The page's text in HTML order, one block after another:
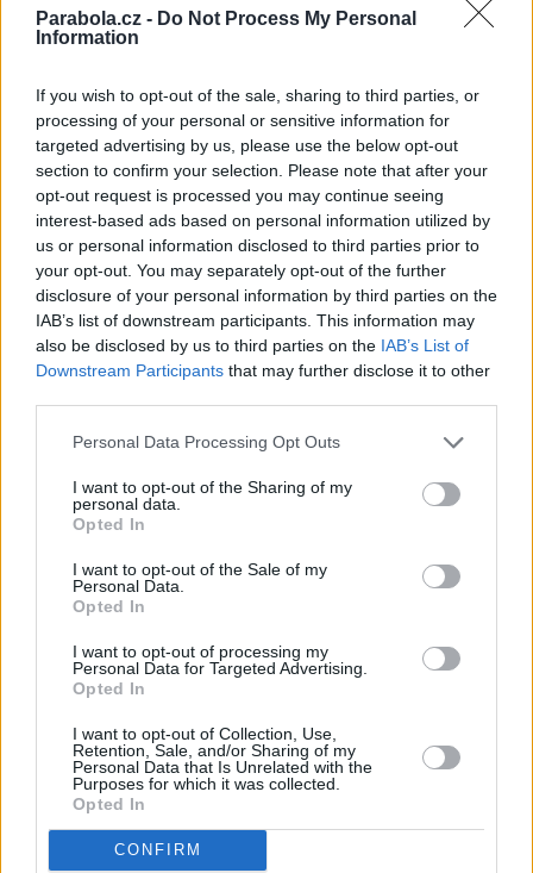
Parabola.cz - Do Not Process My Personal
Information
If you wish to opt-out of the sale, sharing to third parties, or
processing of your personal or sensitive information for
targeted advertising by us, please use the below opt-out
section to confirm your selection. Please note that after your
opt-out request is processed you may continue seeing
interest-based ads based on personal information utilized by
us or personal information disclosed to third parties prior to
your opt-out. You may separately opt-out of the further
disclosure of your personal information by third parties on the
IAB’s list of downstream participants. This information may
also be disclosed by us to third parties on the IAB’s List of
Downstream Participants that may further disclose it to other
Personal Data Processing Opt Outs
I want to opt-out of the Sharing of my
personal data.
Opted In
I want to opt-out of the Sale of my
Personal Data.
Opted In
I want to opt-out of processing my
Personal Data for Targeted Advertising.
Opted In
I want to opt-out of Collection, Use,
Retention, Sale, and/or Sharing of my
Personal Data that Is Unrelated with the
Purposes for which it was collected.
Opted In
CONFIRM
CNBC změnilo plány - vysílá FTA na 28,5E
DaVinci zapojil slovinské DVB titulky
Reklama
Pracovní nabídky
06.08.2026 -
Měřící technik - elektro (Okres Prachatice)
05.08.2026 -
Zámečník / Mechanik (Praha - východ)
Manažer/ka pro mezinárodní spolupráci (Suchdol, Praha)
05.08.2026 -
05.08.2026 -
Cyber Security Consultant (Nusle, Praha)
... další nabídky zaměstnání
Vybrané články
Prima sport - co nabídne v prvním
vysílacím týdnu
Parabola.cz
Dovolená u moře•Bazény